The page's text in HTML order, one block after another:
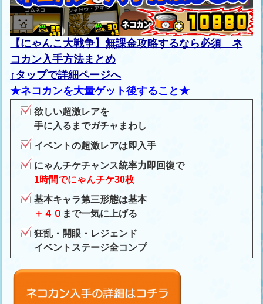
【にゃんこ大戦争】無課金攻略するなら必須 ネ
コカン入手方法まとめ
↑タップで詳細ページへ
★ネコカンを大量ゲット後すること★
欲しい超激レアを
手に入るまでガチャまわし
イベントの超激レアは即入手
にゃんチケチャンス統率力即回復で
1時間でにゃんチケ30枚
基本キャラ第三形態は基本
＋４０ まで一気に上げる
狂乱・開眼・レジェンド
イベントステージ全コンプ